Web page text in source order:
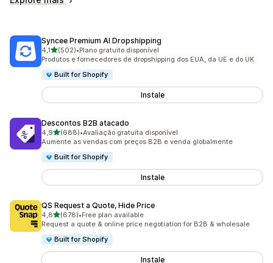
Syncee Premium AI Dropshipping
4,1de 5 estrelas
(502)
502 total de avaliações
•Plano gratuito disponível
Produtos e fornecedores de dropshipping dos EUA, da UE e do UK
Built for Shopify
Instale
Descontos B2B atacado
4,9de 5 estrelas
(688)
688 total de avaliações
•Avaliação gratuita disponível
Aumente as vendas com preços B2B e venda globalmente
Built for Shopify
Instale
QS Request a Quote, Hide Price
4,8de 5 estrelas
(678)
678 total de avaliações
•Free plan available
Request a quote & online price negotiation for B2B & wholesale
Built for Shopify
Instale